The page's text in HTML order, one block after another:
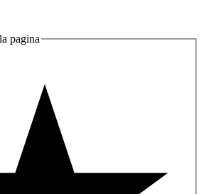
pagina